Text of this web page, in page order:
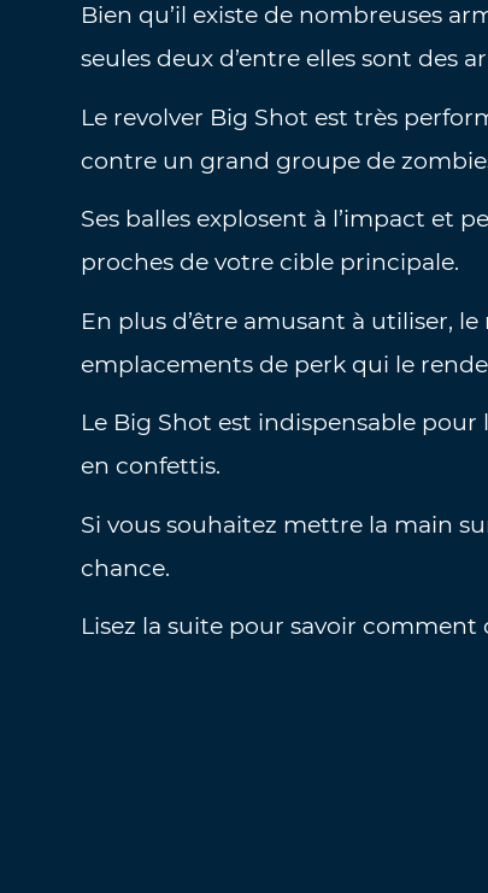
Bien qu’il existe de nombreuses
seules deux d’entre elles sont des
Le revolver Big Shot est très
contre un grand groupe de
Ses balles explosent à l’impact et
proches de votre cible principale.
En plus d’être amusant à utiliser,
emplacements de perk qui le
Le Big Shot est indispensable
en confettis.
Si vous souhaitez mettre la main
chance.
Lisez la suite pour savoir